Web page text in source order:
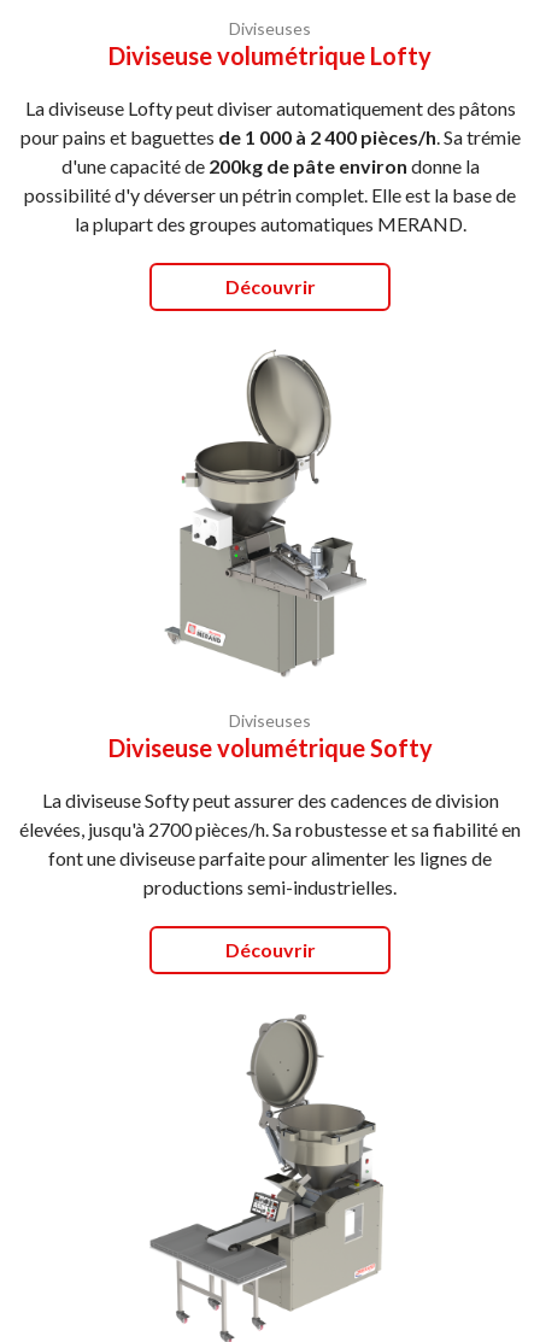
Diviseuses
Diviseuse volumétrique Lofty
La diviseuse Lofty peut diviser automatiquement des pâtons
pour pains et baguettes de 1 000 à 2 400 pièces/h. Sa trémie
d'une capacité de 200kg de pâte environ donne la
possibilité d'y déverser un pétrin complet. Elle est la base de
la plupart des groupes automatiques MERAND.
Découvrir
Diviseuses
Diviseuse volumétrique Softy
La diviseuse Softy peut assurer des cadences de division
élevées, jusqu'à 2700 pièces/h. Sa robustesse et sa fiabilité en
font une diviseuse parfaite pour alimenter les lignes de
productions semi-industrielles.
Découvrir